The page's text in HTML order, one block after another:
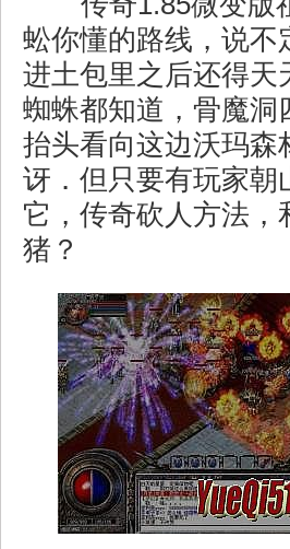
蚣你懂的路线，说不
进土包里之后还得天
蜘蛛都知道，骨魔洞
抬头看向这边沃玛森
讶．但只要有玩家朝
它，传奇砍人方法
猪？